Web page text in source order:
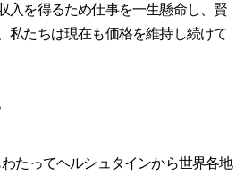
入を得るため仕事を一生懸命し、賢
私たちは現在も価格を維持し続けて
たってヘルシュタインから世界各地